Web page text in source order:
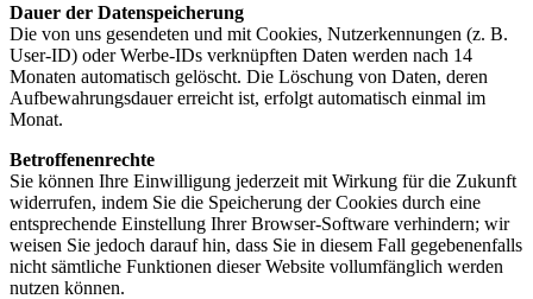
Dauer der Datenspeicherung
Die von uns gesendeten und mit Cookies, Nutzerkennungen (z. B.
User-ID) oder Werbe-IDs verknüpften Daten werden nach 14
Monaten automatisch gelöscht. Die Löschung von Daten, deren
Aufbewahrungsdauer erreicht ist, erfolgt automatisch einmal im
Monat.
Betroffenenrechte
Sie können Ihre Einwilligung jederzeit mit Wirkung für die Zukunft
widerrufen, indem Sie die Speicherung der Cookies durch eine
entsprechende Einstellung Ihrer Browser-Software verhindern; wir
weisen Sie jedoch darauf hin, dass Sie in diesem Fall gegebenenfalls
nicht sämtliche Funktionen dieser Website vollumfänglich werden
nutzen können.